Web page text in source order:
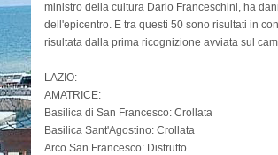
ministro della cultura Dario Franceschini, ha
dell'epicentro. E tra questi 50 sono risultati in
risultata dalla prima ricognizione avviata sul
LAZIO:
AMATRICE:
Basilica di San Francesco: Crollata
Basilica Sant'Agostino: Crollata
Arco San Francesco: Distrutto